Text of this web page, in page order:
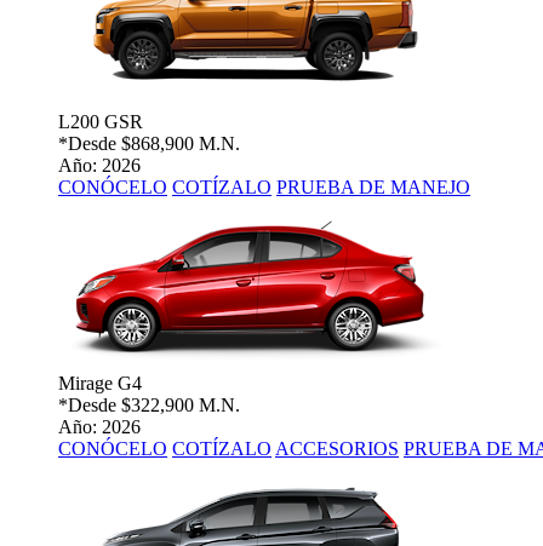
L200 GSR
*Desde $868,900 M.N.
Año: 2026
CONÓCELO COTÍZALO PRUEBA DE MANEJO
Mirage G4
*Desde $322,900 M.N.
Año: 2026
CONÓCELO COTÍZALO ACCESORIOS PRUEBA DE